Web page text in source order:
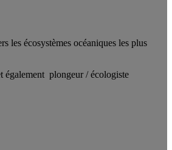
les écosystèmes océaniques les plus
également plongeur / écologiste